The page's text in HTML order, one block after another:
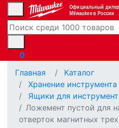
Официальный дилер
Milwaukee в России
0
Главная
Каталог
Хранение инструмента
Ящики для
Ложемент пустой для
отверток магнитных